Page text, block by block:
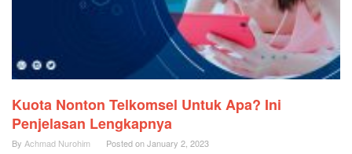
Kuota Nonton Telkomsel Untuk Apa? Ini
Penjelasan Lengkapnya
By Achmad Nurohim Posted onJanuary 2, 2023